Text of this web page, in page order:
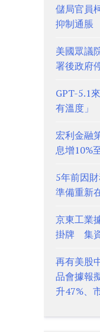
儲局官員
抑制通脹
美國眾議
署後政府
GPT-5.1
有溫度」
宏利金融
息增10%
5年前因
準備重新
京東工業
掛牌 集
再有美股
品會據報
升47%、